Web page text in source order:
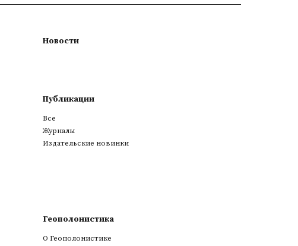
Новости
Публикации
Все
Журналы
Издательские новинки
Геополонистика
О Геополонистике